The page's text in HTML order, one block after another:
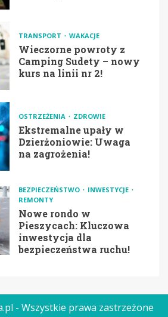
TRANSPORT WAKACJE
Wieczorne powroty z
Camping Sudety – nowy
kurs na linii nr 2!
OSTRZEŻENIA ZDROWIE
Ekstremalne upały w
Dzierżoniowie: Uwaga
na zagrożenia!
BEZPIECZEŃSTWO
INWESTYCJE
REMONTY
Nowe rondo w
Pieszycach: Kluczowa
inwestycja dla
bezpieczeństwa ruchu!
- Wszystkie prawa zastrzeżone